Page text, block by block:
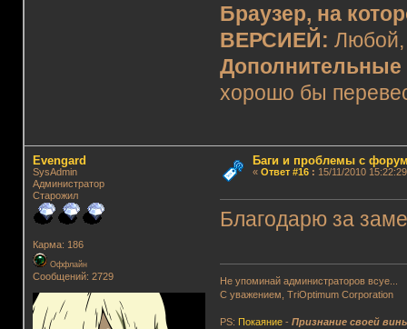
Браузер, на
ВЕРСИЕЙ:Любой,
Дополнительные
хорошо бы
Evengard
SysAdmin
Администратор
Старожил
Карма: 186
Оффлайн
Сообщений: 2729
Баги и проблемы с
« Ответ #16: 15/11/2010
Благодарю за
Не упоминай администраторов всуе...
С уважением, TriOptimum Corporation
PS: Покаяние -Признание своей